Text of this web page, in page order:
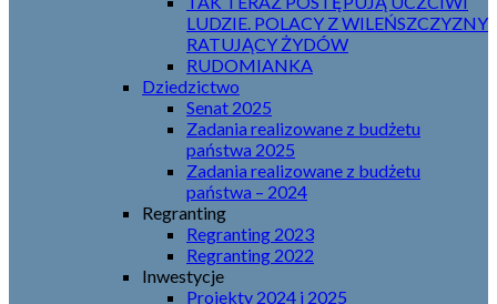
LUDZIE. POLACY Z WILEŃSZCZYZNY
RATUJĄCY ŻYDÓW
RUDOMIANKA
Dziedzictwo
Senat 2025
Zadania realizowane z budżetu
państwa 2025
Zadania realizowane z budżetu
państwa – 2024
Regranting
Regranting 2023
Regranting 2022
Inwestycje
Projekty 2024 i 2025